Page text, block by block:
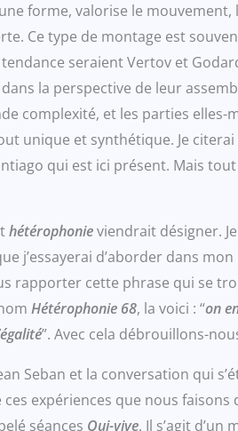
forme, valorise le
Ce type de montage est
seraient Vertov et
la perspective de leur
complexité, et les parties
unique et synthétique. Je
qui est ici présent. Mais
hétérophonieviendrait désigner.
j’essayerai d’aborder dans
rapporter cette phrase qui se
Hétérophonie 68, la voici : “on
”. Avec cela débrouillons-
Seban et la conversation qui
expériences que nous
séances Qui-vive. Il s’agit